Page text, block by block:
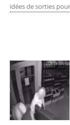
idées de sorties